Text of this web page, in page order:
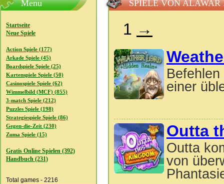
Menu
Startseite
Neue Spiele
Action Spiele (177)
Arkade Spiele (45)
Boardspiele Spiele (25)
Kartenspiele Spiele (50)
Casinospiele Spiele (62)
Wimmelbild (MCF) (855)
3-match Spiele (212)
Puzzles Spiele (198)
Strategiespiele Spiele (86)
Gegen-die-Zeit (230)
Zuma Spiele (15)
Gratis Online Spielen (392)
Handbuch (231)
Total games - 2216
SPIELE VON
1 →
einer
Outta
Outta
von